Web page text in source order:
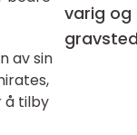
av sin
å tilby
varig og
gravsted